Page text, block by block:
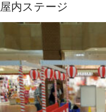
屋内ステージ